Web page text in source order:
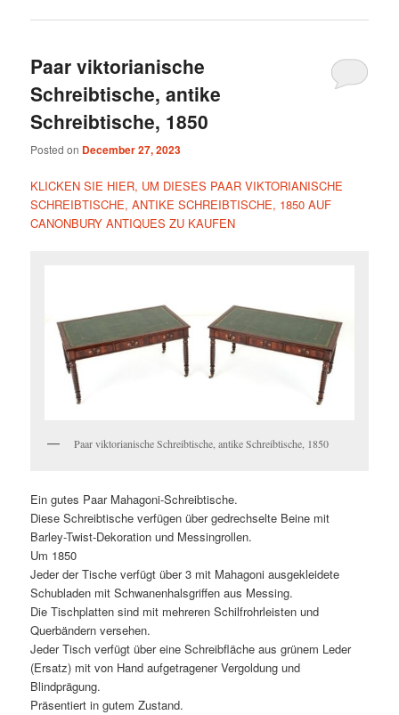
Paar viktorianische
Schreibtische, antike
Schreibtische, 1850
Posted on December 27, 2023
KLICKEN SIE HIER, UM DIESES PAAR VIKTORIANISCHE
SCHREIBTISCHE, ANTIKE SCHREIBTISCHE, 1850 AUF
CANONBURY ANTIQUES ZU KAUFEN
Paar viktorianische Schreibtische, antike Schreibtische, 1850
Ein gutes Paar Mahagoni-Schreibtische.
Diese Schreibtische verfügen über gedrechselte Beine mit
Barley-Twist-Dekoration und Messingrollen.
Um 1850
Jeder der Tische verfügt über 3 mit Mahagoni ausgekleidete
Schubladen mit Schwanenhalsgriffen aus Messing.
Die Tischplatten sind mit mehreren Schilfrohrleisten und
Querbändern versehen.
Jeder Tisch verfügt über eine Schreibfläche aus grünem Leder
(Ersatz) mit von Hand aufgetragener Vergoldung und
Blindprägung.
Präsentiert in gutem Zustand.